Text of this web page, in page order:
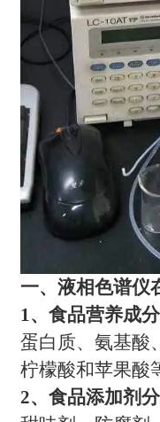
一、液相色谱仪
1、食品营养成
蛋白质、氨基酸
柠檬酸和苹果酸
2、食品添加剂